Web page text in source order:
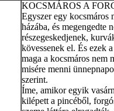
KOCSMÁROS A
Egyszer egy kocsmáros
házába, és megengedte
részegeskedjenek,
kövessenek el. És ezek
maga a kocsmáros nem
misére menni
szerint.
Íme, amikor egyik
kilépett a pincéből,